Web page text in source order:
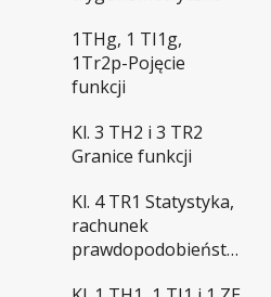
1THg, 1 TI1g,
1Tr2p-Pojęcie
funkcji
Kl. 3 TH2 i 3 TR2
Granice funkcji
Kl. 4 TR1 Statystyka,
rachunek
prawdopodobieństwa